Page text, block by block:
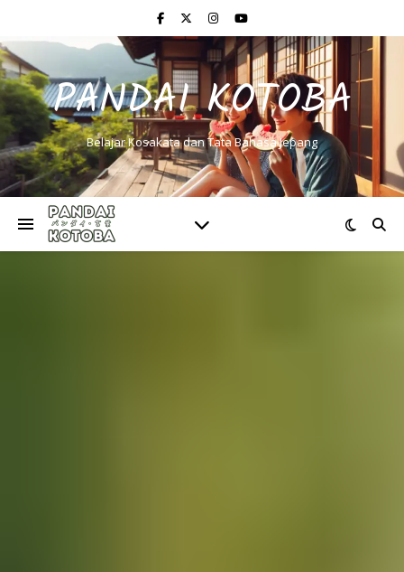
PANDAI KOTOBA
Belajar Kosakata dan Tata Bahasa Jepang